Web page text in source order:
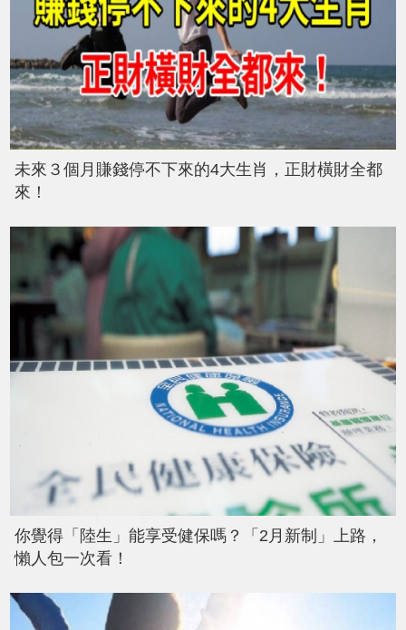
未來３個月賺錢停不下來的4大生肖，正財橫財全都
來！
你覺得「陸生」能享受健保嗎？「2月新制」上路，
懶人包一次看！